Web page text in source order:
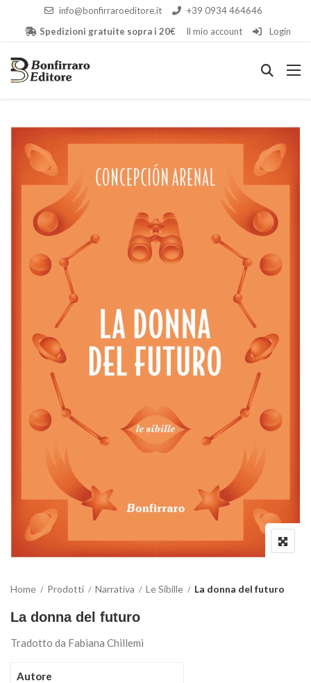
info@bonfirraroeditore.it
+39 0934 464646
Spedizioni gratuite sopra i 20€
Il mio account Login
Home Prodotti Narrativa Le Sibille La donna del futuro
La donna del futuro
Tradotto da Fabiana Chillemi
Autore